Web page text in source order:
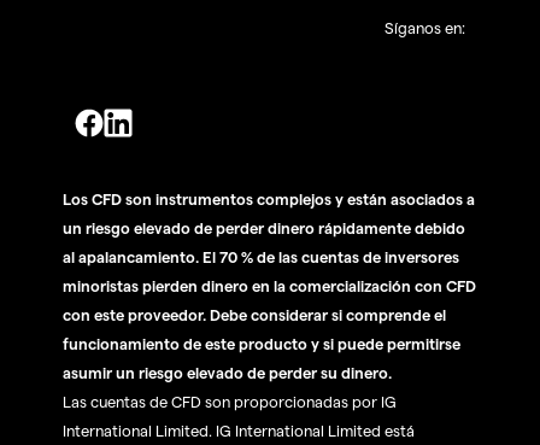
Síganos en:
Los CFD son instrumentos complejos y están asociados a
un riesgo elevado de perder dinero rápidamente debido
al apalancamiento. El 70 % de las cuentas de inversores
minoristas pierden dinero en la comercialización con CFD
con este proveedor. Debe considerar si comprende el
funcionamiento de este producto y si puede permitirse
asumir un riesgo elevado de perder su dinero.
Las cuentas de CFD son proporcionadas por IG
International Limited. IG International Limited está